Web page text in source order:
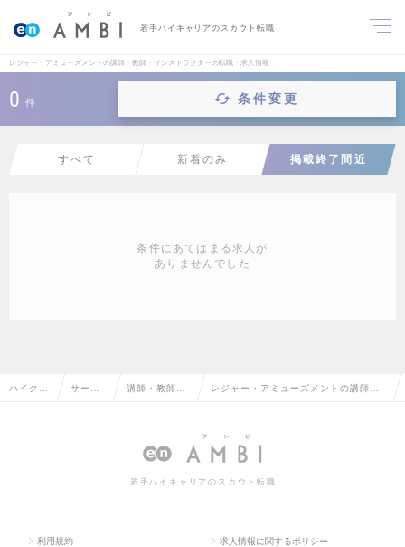
若手ハイキャリアのスカウト転職
レジャー・アミューズメントの講師・教師・インストラクターの転職・求人情報
0 件 条件変更
すべて 新着のみ 掲載終了間近
条件にあてはまる求人が
ありませんでした
ハイクラ サービ 講師・教師・
ター
レジャー・アミューズメントの講師・
情報一覧
若手ハイキャリアのスカウト転職
利用規約 求人情報に関するポリシー